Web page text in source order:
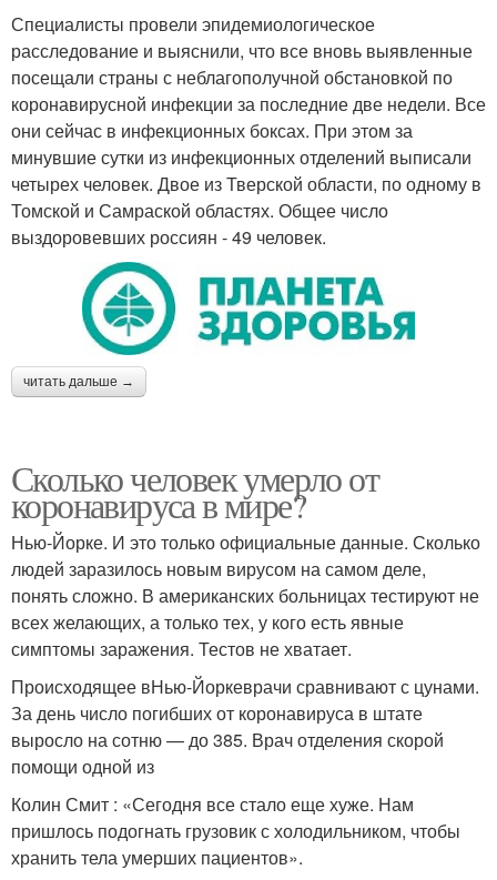
Специалисты провели эпидемиологическое
расследование и выяснили, что все вновь выявленные
посещали страны с неблагополучной обстановкой по
коронавирусной инфекции за последние две недели. Все
они сейчас в инфекционных боксах. При этом за
минувшие сутки из инфекционных отделений выписали
четырех человек. Двое из Тверской области, по одному в
Томской и Самраской областях. Общее число
выздоровевших россиян - 49 человек.
читать дальше →
Сколько человек умерло от
коронавируса в мире?
Нью-Йорке. И это только официальные данные. Сколько
людей заразилось новым вирусом на самом деле,
понять сложно. В американских больницах тестируют не
всех желающих, а только тех, у кого есть явные
симптомы заражения. Тестов не хватает.
Происходящее вНью-Йоркеврачи сравнивают с цунами.
За день число погибших от коронавируса в штате
выросло на сотню — до 385. Врач отделения скорой
помощи одной из
Колин Смит : «Сегодня все стало еще хуже. Нам
пришлось подогнать грузовик с холодильником, чтобы
хранить тела умерших пациентов».